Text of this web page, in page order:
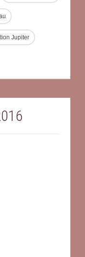
Jupiter